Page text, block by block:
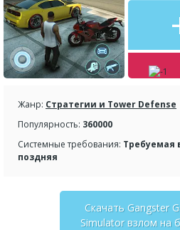
Жанр: Стратегии и Tower Defense
Популярность: 360000
Системные требования: Требуемая
поздняя
Скачать Gangster
Simulator взлом на